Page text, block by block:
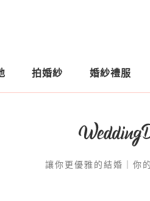
拍婚紗 婚紗禮服
讓你更優雅的結婚｜你